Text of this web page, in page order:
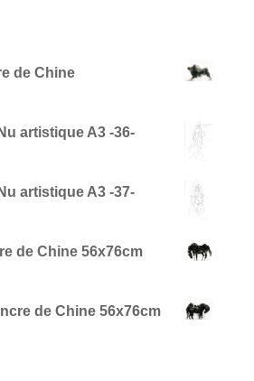
de Chine
artistique A3 -36-
artistique A3 -37-
de Chine 56x76cm
de Chine 56x76cm